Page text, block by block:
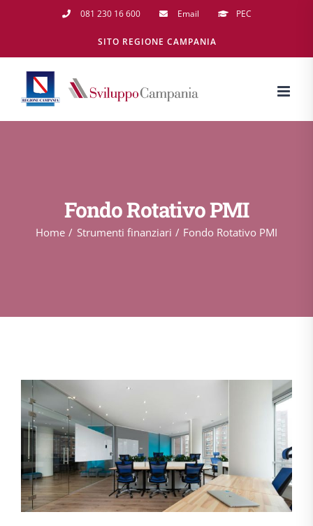
081 230 16 600 Email PEC
SITO REGIONE CAMPANIA
Fondo Rotativo PMI
Home Strumenti finanziari Fondo Rotativo PMI